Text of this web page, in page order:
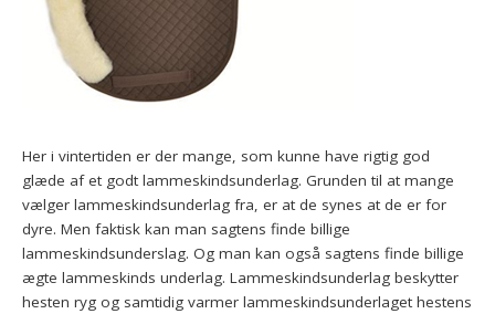
Her i vintertiden er der mange, som kunne have rigtig god
glæde af et godt lammeskindsunderlag. Grunden til at mange
vælger lammeskindsunderlag fra, er at de synes at de er for
dyre. Men faktisk kan man sagtens finde billige
lammeskindsunderslag. Og man kan også sagtens finde billige
ægte lammeskinds underlag. Lammeskindsunderlag beskytter
hesten ryg og samtidig varmer lammeskindsunderlaget hestens